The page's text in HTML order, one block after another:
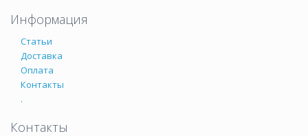
Информация
Статьи
Доставка
Оплата
Контакты
.
Контакты